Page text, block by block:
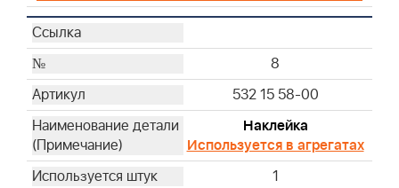
8
532 15 58-00
Наклейка
Используется в агрегатах
1